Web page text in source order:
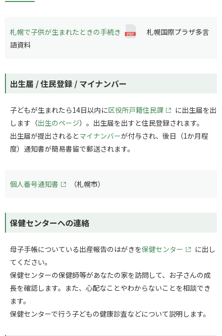
札幌で子供が生まれたときの手続き
札幌国際プラザ多言
語資料
出生届 / 住民登録 / マイナンバー
子どもが生まれたら14日以内に区役所戸籍住民課
に出生届を出
します（出生のページ）。出生届を出すと住民登録されます。
出生届が提出されるとマイナンバーが付与され、後日（1か月程
度）通知書が簡易書留で郵送されます。
個人番号通知書 （札幌市）
保健センターへの連絡
母子手帳についている出産報告のはがきを保健センター
に出し
てください。
保健センターの保健師等があなたの家を訪問して、お子さんの成
長を確認します。また、心配なことやわからないことを相談でき
ます。
保健センターで行う子どもの健康診査などについて説明します。